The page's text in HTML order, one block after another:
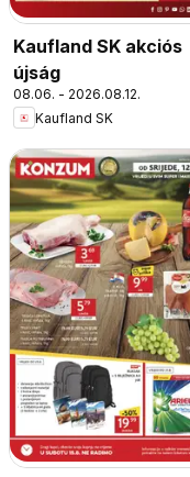
Kaufland SK akciós
újság
08.06. - 2026.08.12.
Kaufland SK